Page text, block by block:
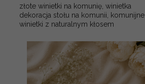
złote winietki na komunię, winietka
dekoracja stołu na komunii, komunijne
winietki z naturalnym kłosem